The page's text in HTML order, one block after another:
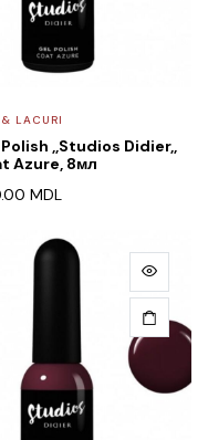
LACURI
,,Studios Didier,,
Azure, 8мл
MDL